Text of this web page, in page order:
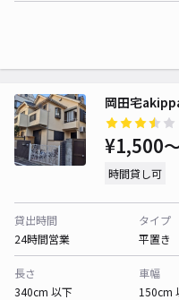
岡田宅
¥1,500
時間貸し可
貸出時間
24時間営業
タイプ
平置き
長さ
340cm 以下
車幅
150cm